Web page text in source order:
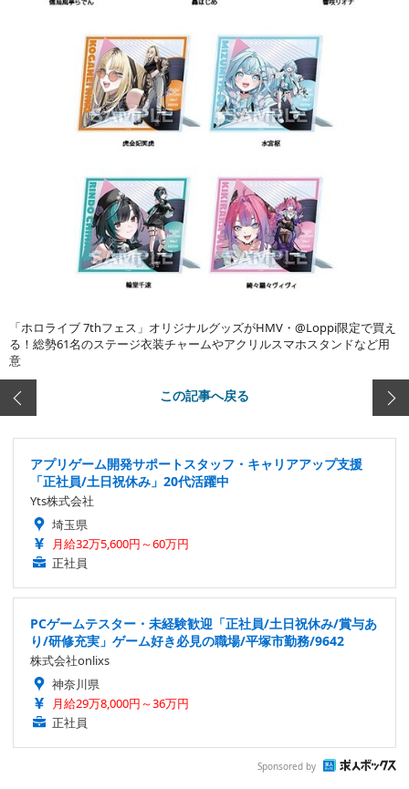
「ホロライブ 7thフェス」オリジナルグッズがHMV・@Loppi限定で買え
る！総勢61名のステージ衣装チャームやアクリルスマホスタンドなど用
意
この記事へ戻る
アプリゲーム開発サポートスタッフ・キャリアアップ支援
「正社員/土日祝休み」20代活躍中
Yts株式会社
埼玉県
月給32万5,600円～60万円
正社員
PCゲームテスター・未経験歓迎「正社員/土日祝休み/賞与あ
り/研修充実」ゲーム好き必見の職場/平塚市勤務/9642
株式会社onlixs
神奈川県
月給29万8,000円～36万円
正社員
Sponsored by